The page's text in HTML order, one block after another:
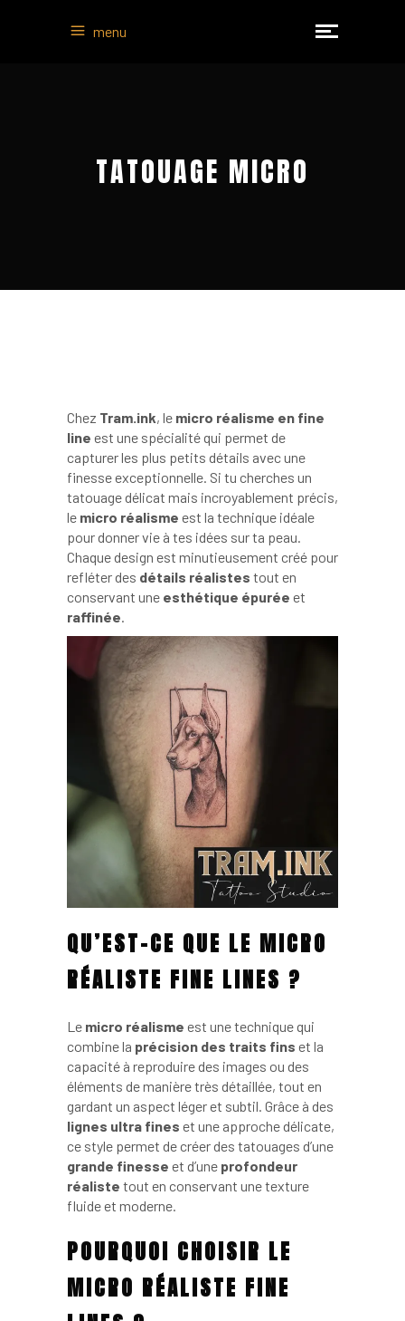
menu
TATOUAGE MICRO
À GENÈVE
Chez Tram.ink, le micro réalisme en fine
line est une spécialité qui permet de
capturer les plus petits détails avec une
finesse exceptionnelle. Si tu cherches un
tatouage délicat mais incroyablement précis,
le micro réalisme est la technique idéale
pour donner vie à tes idées sur ta peau.
Chaque design est minutieusement créé pour
refléter des détails réalistes tout en
conservant une esthétique épurée et
raffinée.
QU’EST-CE QUE LE MICRO
RÉALISTE FINE LINES ?
Le micro réalisme est une technique qui
combine la précision des traits fins et la
capacité à reproduire des images ou des
éléments de manière très détaillée, tout en
gardant un aspect léger et subtil. Grâce à des
lignes ultra fines et une approche délicate,
ce style permet de créer des tatouages d’une
grande finesse et d’une profondeur
réaliste tout en conservant une texture
fluide et moderne.
POURQUOI CHOISIR LE
MICRO RÉALISTE FINE